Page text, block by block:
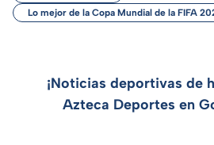
Lo mejor de la Copa Mundial de la FIFA
¡Noticias deportivas de
Azteca Deportes en